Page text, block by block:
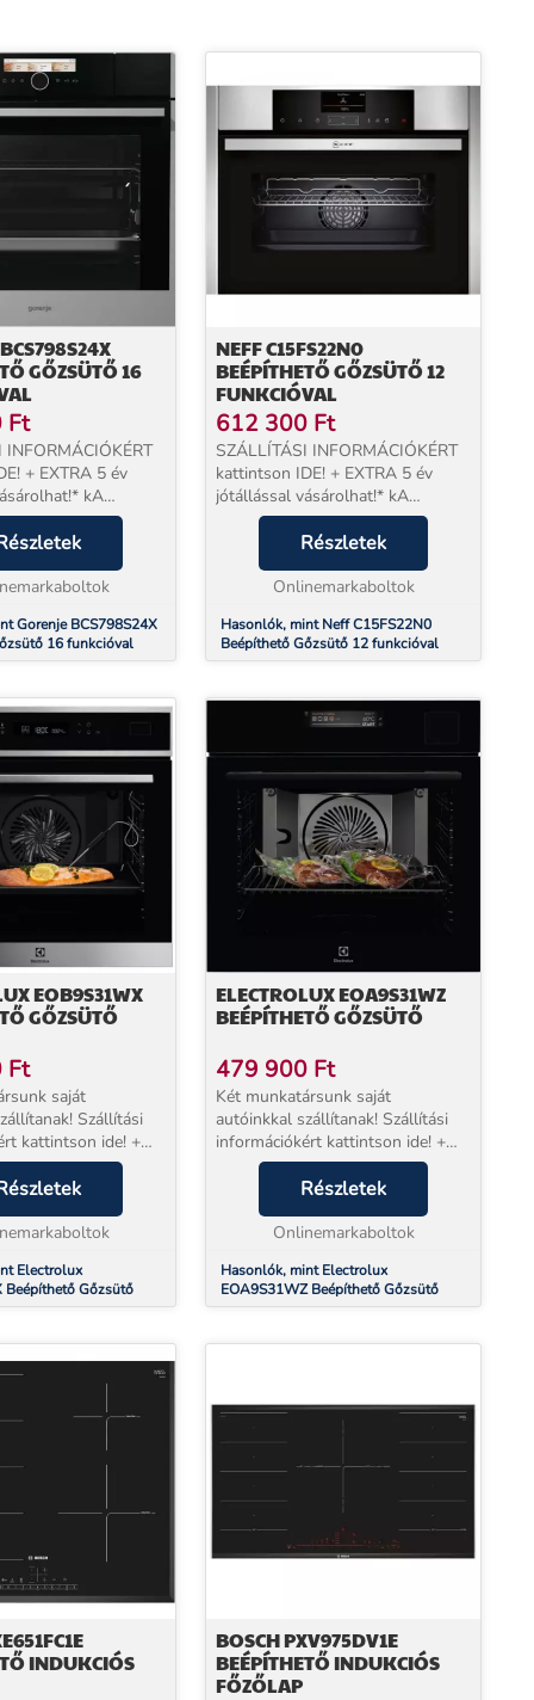
GŐZSÜTŐ 16
Ft
+ EXTRA 5 év
kA
két SAJÁT
szállítja házhoz,
az ország egész
desi...
Gorenje BCS798S24X
16 funkcióval
NEFF C15FS22N0
BEÉPÍTHETŐ GŐZSÜTŐ 12
FUNKCIÓVAL
612 300 Ft
SZÁLLÍTÁSI INFORMÁCIÓKÉRT
kattintson IDE! + EXTRA 5 év
jótállással vásárolhat!* kA
megrendelt termékeket két SAJÁT
munkatársunk szállítja házhoz,
órapontosan, az ország egész
területén! Eszméletlen t...
Részletek
Onlinemarkaboltok
Hasonlók, mint Neff C15FS22N0
Beépíthető Gőzsütő 12 funkcióval
EOB9S31WX
GŐZSÜTŐ
Ft
saját
Szállítási
kattintson ide! +
jótállással
a készülék mellé
Electrolux ...
Electrolux
Beépíthető Gőzsütő
ELECTROLUX EOA9S31WZ
BEÉPÍTHETŐ GŐZSÜTŐ
479 900 Ft
Két munkatársunk saját
autóinkkal szállítanak! Szállítási
információkért kattintson ide! +
EXTRA 5 év jótállással
vásárolhat!* Beüzemelés
szolgáltatásunk a készülék mellé
NEM választható. Sütőfunkció...
Részletek
Onlinemarkaboltok
Hasonlók, mint Electrolux
EOA9S31WZ Beépíthető Gőzsütő
INDUKCIÓS
BOSCH PXV975DV1E
BEÉPÍTHETŐ INDUKCIÓS
FŐZŐLAP